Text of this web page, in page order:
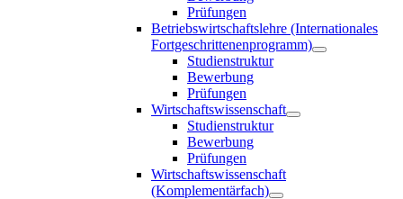
Prüfungen
Betriebswirtschaftslehre (Internationales
Fortgeschrittenenprogramm)
Studienstruktur
Bewerbung
Prüfungen
Wirtschaftswissenschaft
Studienstruktur
Bewerbung
Prüfungen
Wirtschaftswissenschaft
(Komplementärfach)